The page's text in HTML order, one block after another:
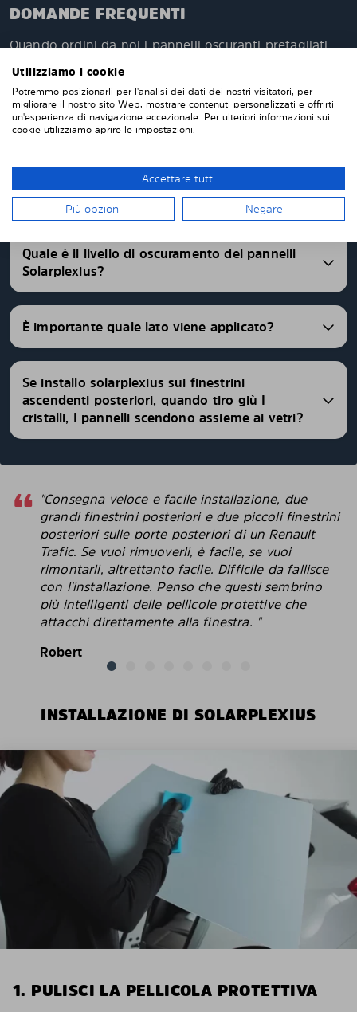
DOMANDE FREQUENTI
Quando ordini da noi i pannelli oscuranti pretagliati,
misura per i vetri della tua auto. Non devi tagliare o
rifinire nulla da solo. I nostri pannelli parasole
vengono consegnati pretagliati con una vestibilità
perfetta. Abbiamo pannelli oscurati pretagliati per
FAQ
Quale è il livello di oscuramento dei pannelli
Solarplexius?
È importante quale lato viene applicato?
Se installo solarplexius sui finestrini
ascendenti posteriori, quando tiro giù I
cristalli, I pannelli scendono assieme ai vetri?
"Consegna veloce e facile installazione, due
grandi finestrini posteriori e due piccoli finestrini
posteriori sulle porte posteriori di un Renault
Trafic. Se vuoi rimuoverli, è facile, se vuoi
rimontarli, altrettanto facile. Difficile da fallisce
con l'installazione. Penso che questi sembrino
più intelligenti delle pellicole protettive che
attacchi direttamente alla finestra. "
Robert
INSTALLAZIONE DI SOLARPLEXIUS
1. PULISCI LA PELLICOLA PROTETTIVA
Utilizziamo i cookie
Potremmo posizionarli per l'analisi dei dati dei nostri visitatori, per
migliorare il nostro sito Web, mostrare contenuti personalizzati e offrirti
un'esperienza di navigazione eccezionale. Per ulteriori informazioni sui
cookie utilizziamo aprire le impostazioni.
Accettare tutti
Più opzioni Negare